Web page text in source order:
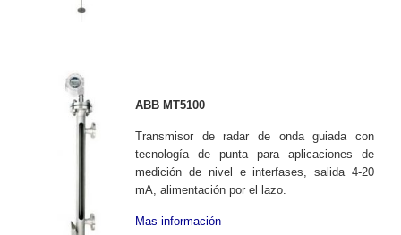
ABB MT5100
Transmisor de radar de onda guiada con
tecnología de punta para aplicaciones de
medición de nivel e interfases, salida 4-20
mA, alimentación por el lazo.
Mas información